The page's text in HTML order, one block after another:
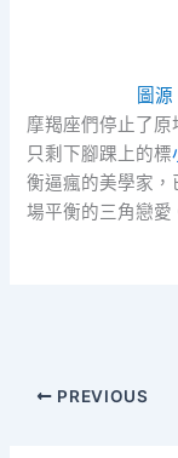
圖
摩羯座們停止了原
只剩下腳踝上的標
衡逼瘋的美學家
場平衡的三角戀愛
PREVIOUS